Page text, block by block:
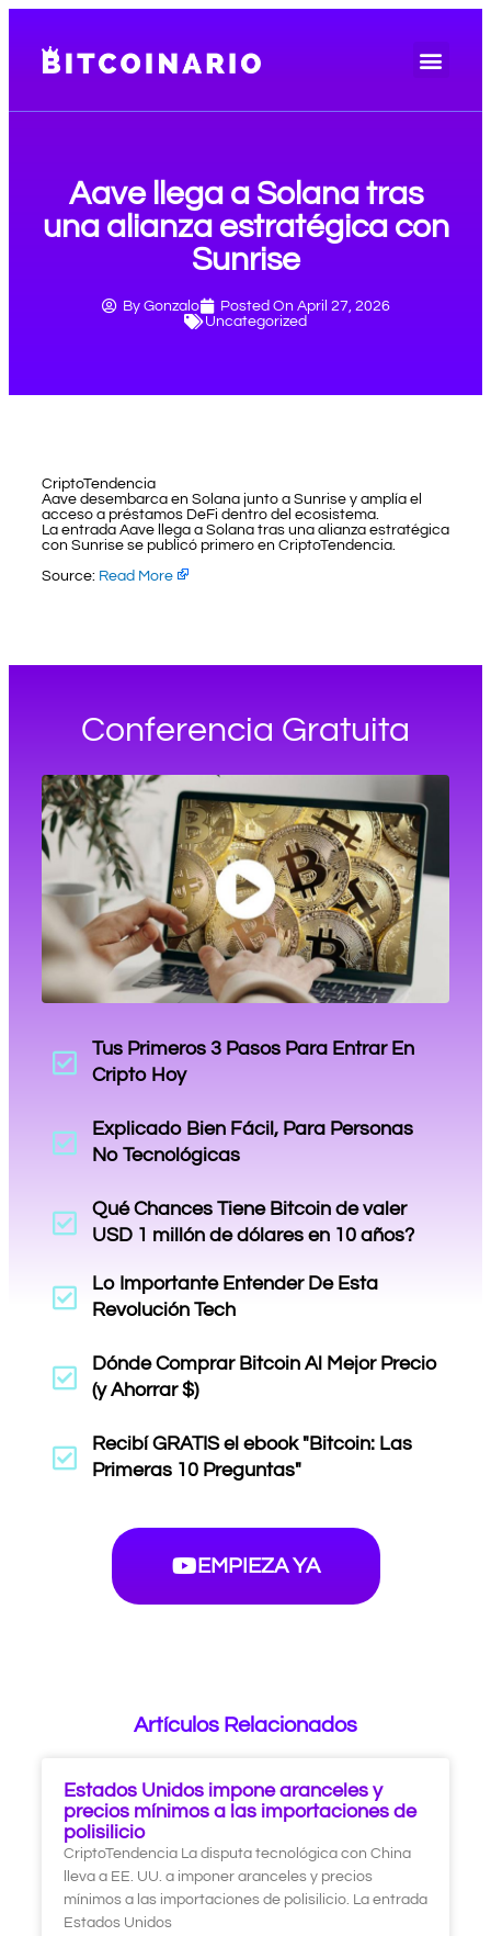
Aave llega a Solana tras
una alianza estratégica con
Sunrise
By Gonzalo Posted On April 27, 2026
Uncategorized
CriptoTendencia
Aave desembarca en Solana junto a Sunrise y amplía el
acceso a préstamos DeFi dentro del ecosistema.
La entrada Aave llega a Solana tras una alianza estratégica
con Sunrise se publicó primero en CriptoTendencia.
Source: Read More
Conferencia Gratuita​
Tus Primeros 3 Pasos Para Entrar En
Cripto Hoy
Explicado Bien Fácil, Para Personas
No Tecnológicas
Qué Chances Tiene Bitcoin de valer
USD 1 millón de dólares en 10 años?
Lo Importante Entender De Esta
Revolución Tech
Dónde Comprar Bitcoin Al Mejor Precio
(y Ahorrar $)
Recibí GRATIS el ebook "Bitcoin: Las
Primeras 10 Preguntas"
EMPIEZA YA
Artículos Relacionados
Estados Unidos impone aranceles y
precios mínimos a las importaciones de
polisilicio
CriptoTendencia La disputa tecnológica con China
lleva a EE. UU. a imponer aranceles y precios
mínimos a las importaciones de polisilicio. La entrada
Estados Unidos